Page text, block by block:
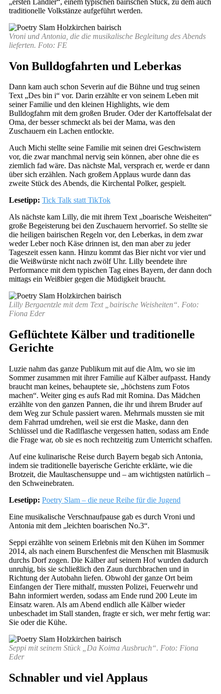
traditionelle Volkstänze aufgeführt werden.
Vroni und Antonia, die die musikalische Begleitung des Abends
lieferten. Foto: FE
Von Bulldogfahrten und Leberkas
Dann kam auch schon Severin auf die Bühne und trug seinen
Text „Des bin i“ vor. Darin erzählte er von seinem Leben mit
seiner Familie und den kleinen Highlights, wie dem
Bulldogfahrn mit dem großen Bruder. Oder der Kartoffelsalat der
Oma, der besser schmeckt als bei der Mama, was den
Zuschauern ein Lachen entlockte.
Auch Michi stellte seine Familie mit seinen drei Geschwistern
vor, die zwar manchmal nervig sein können, aber ohne die es
ziemlich fad wäre. Das nächste Mal, versprach er, werde er dann
über sich erzählen. Nach großem Applaus wurde dann das
zweite Stück des Abends, die Kirchental Polker, gespielt.
Lesetipp: Tick Talk statt TikTok
Als nächste kam Lilly, die mit ihrem Text „boarische Weisheiten“
große Begeisterung bei den Zuschauern hervorrief. So stellte sie
die heiligen bairischen Regeln vor, den Leberkas, in dem zwar
weder Leber noch Käse drinnen ist, den man aber zu jeder
Tageszeit essen kann. Hinzu kommt das Bier nicht vor vier und
die Weißwürste nicht nach zwölf Uhr. Lilly beendete ihre
Performance mit dem typischen Tag eines Bayern, der dann doch
mittags ein Weißbier gegen die Müdigkeit braucht.
Lilly Bergaentzle mit dem Text „bairische Weisheiten“. Foto:
Fiona Eder
Geflüchtete Kälber und traditionelle
Gerichte
Luzie nahm das ganze Publikum mit auf die Alm, wo sie im
Sommer zusammen mit ihrer Familie auf Kälber aufpasst. Handy
braucht man keines, behauptete sie, „höchstens zum Fotos
machen“. Weiter ging es aufs Rad mit Romina. Das Mädchen
erzählte von den ganzen Pannen, die ihr und ihrem Bruder auf
dem Weg zur Schule passiert waren. Mehrmals mussten sie mit
dem Fahrrad umdrehen, weil sie erst die Maske, dann den
Schlüssel und die Radlflasche vergessen hatten, sodass am Ende
die Frage war, ob sie es noch rechtzeitig zum Unterricht schaffen.
Auf eine kulinarische Reise durch Bayern begab sich Antonia,
indem sie traditionelle bayerische Gerichte erklärte, wie die
Brotzeit, die Maultaschensuppe und – am wichtigsten natürlich –
den Schweinebraten.
Lesetipp: Poetry Slam – die neue Reihe für die Jugend
Eine musikalische Verschnaufpause gab es durch Vroni und
Antonia mit dem „leichten boarischen No.3“.
Seppi erzählte von seinem Erlebnis mit den Kühen im Sommer
2014, als nach einem Burschenfest die Menschen mit Blasmusik
durchs Dorf zogen. Die Kälber auf seinem Hof wurden dadurch
unruhig, bis sie schließlich den Zaun durchbrachen und in
Richtung der Autobahn liefen. Obwohl der ganze Ort beim
Einfangen der Tiere mithalf, mussten Polizei, Feuerwehr und
Bahn informiert werden, sodass am Ende rund 200 Leute im
Einsatz waren. Als am Abend endlich alle Kälber wieder
unbeschadet im Stall standen, fragte er sich, wer mehr fertig war:
Sie oder die Kühe.
Seppi mit seinem Stück „Da Koima Ausbruch“. Foto: Fiona
Eder
Schnabler und viel Applaus